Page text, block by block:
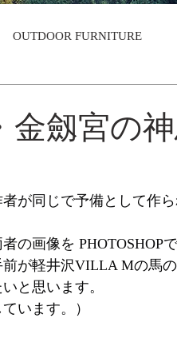
OUTDOOR FURNITURE
劔宮の
が同じで予備として作
の画像を PHOTOSHOP
が軽井沢VILLA Mの馬
と思います。
います。）